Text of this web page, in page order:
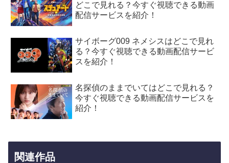
どこで見れる？今すぐ視聴できる動画
配信サービスを紹介！
サイボーグ009 ネメシスはどこで見れ
る？今すぐ視聴できる動画配信サービ
スを紹介！
名探偵のままでいてはどこで見れる？
今すぐ視聴できる動画配信サービスを
紹介！
関連作品